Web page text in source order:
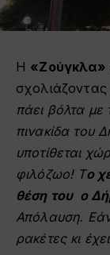
Η «Ζούγκλα»
σχολιάζοντας
πάει βόλτα με
πινακίδα του
υποτίθεται
φιλόζωο! Το
θέση του ο
Απόλαυση.
ρακέτες κι